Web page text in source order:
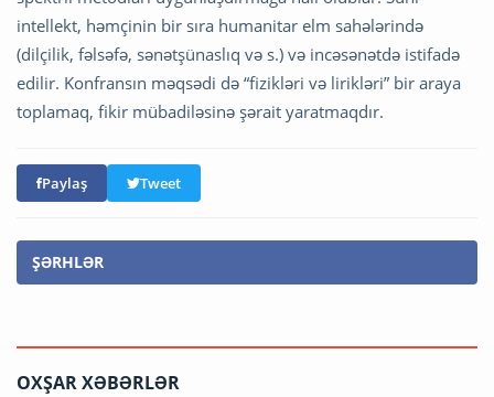
intellekt, həmçinin bir sıra humanitar elm sahələrində
(dilçilik, fəlsəfə, sənətşünaslıq və s.) və incəsənətdə istifadə
edilir. Konfransın məqsədi də “fizikləri və lirikləri” bir araya
toplamaq, fikir mübadiləsinə şərait yaratmaqdır.
Paylaş Tweet
ŞƏRHLƏR
OXŞAR XƏBƏRLƏR